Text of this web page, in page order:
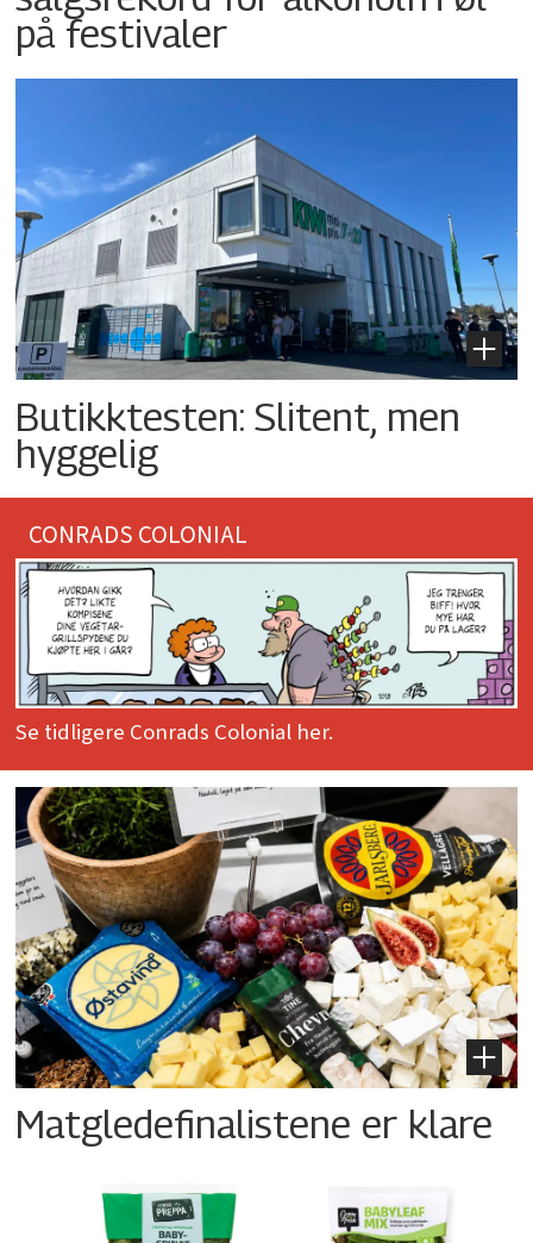
på festivaler
Butikktesten: Slitent, men
hyggelig
CONRADS COLONIAL
Se tidligere Conrads Colonial her.
Matgledefinalistene er klare